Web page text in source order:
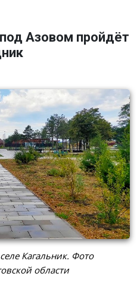
Азовом пройдёт
Кагальник. Фото
области